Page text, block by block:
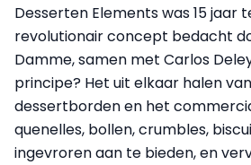
Desserten Elements was 15 jaar
revolutionair concept bedacht
Damme, samen met Carlos
principe? Het uit elkaar halen
dessertborden en het
quenelles, bollen, crumbles,
ingevroren aan te bieden, en